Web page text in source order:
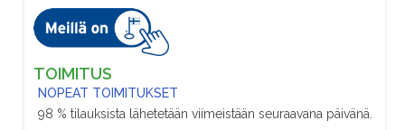
TOIMITUS
NOPEAT TOIMITUKSET
98 % tilauksista lähetetään viimeistään seuraavana päivänä.